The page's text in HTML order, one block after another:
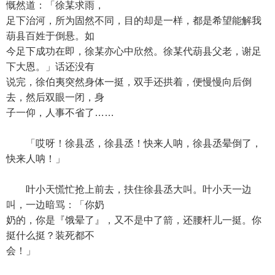
慨然道：「徐某求雨，
足下治河，所为固然不同，目的却是一样，都是希望能解我
葫县百姓于倒悬。如
今足下成功在即，徐某亦心中欣然。徐某代葫县父老，谢足
下大恩。」话还没有
说完，徐伯夷突然身体一挺，双手还拱着，便慢慢向后倒
去，然后双眼一闭，身
子一仰，人事不省了……
「哎呀！徐县丞，徐县丞！快来人呐，徐县丞晕倒了，
快来人呐！」
叶小天慌忙抢上前去，扶住徐县丞大叫。叶小天一边
叫，一边暗骂：「你奶
奶的，你是『饿晕了』，又不是中了箭，还腰杆儿一挺。你
挺什么挺？装死都不
会！」